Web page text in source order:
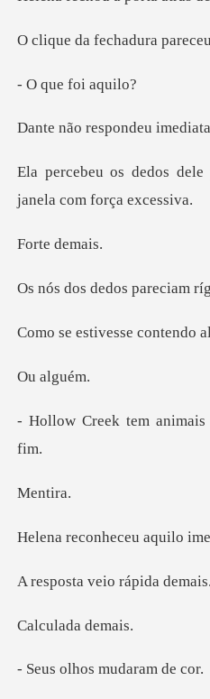
chadura parece
e foi
espondeu im
e de
dedos parec
esse contendo
alg
animais
nt
eceu aquilo i
veio rápi
lada
hos mudar